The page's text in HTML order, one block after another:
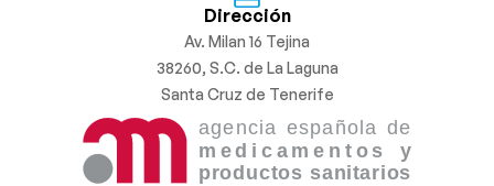
Dirección
Av. Milan 16 Tejina
38260, S.C. de La Laguna
Santa Cruz de Tenerife